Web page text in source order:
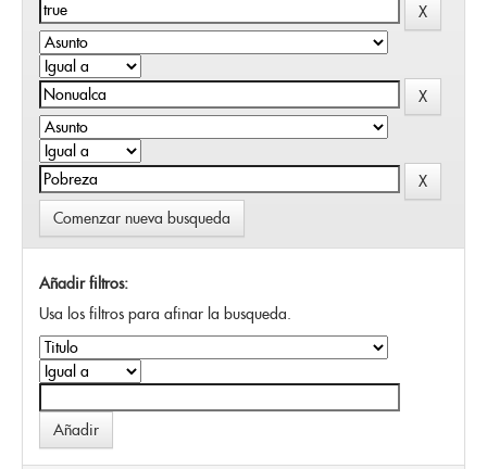
Comenzar nueva busqueda
Añadir filtros:
Usa los filtros para afinar la busqueda.